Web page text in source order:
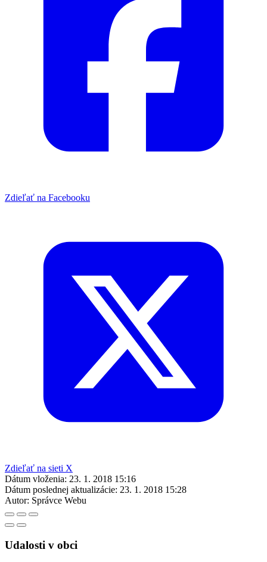
Zdieľať na Facebooku
Zdieľať na sieti X
Dátum vloženia: 23. 1. 2018 15:16
Dátum poslednej aktualizácie: 23. 1. 2018 15:28
Autor: Správce Webu
Udalosti v obci